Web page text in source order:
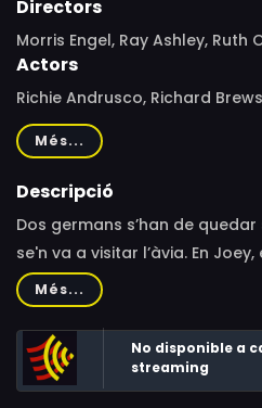
Directors
Morris Engel, Ray Ashley, Ruth
Actors
Richie Andrusco, Richard
Williams, Will Lee, Charlie
Orkin
Més...
Descripció
Dos germans s’han de
se'n va a visitar l’àvia. En
després de ser enganyat pel
seus amics fent-li creure que
al seu propi germà gran. Joey
Coney Island. En Joey
deixa de rondar pel cap que
Més...
No disponible a
streaming